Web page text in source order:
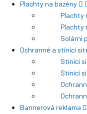
Plachty na bazény
Plachty
Plachty
Solární
Ochranné a stínící
Stínící
Stínící
Bannerová reklama